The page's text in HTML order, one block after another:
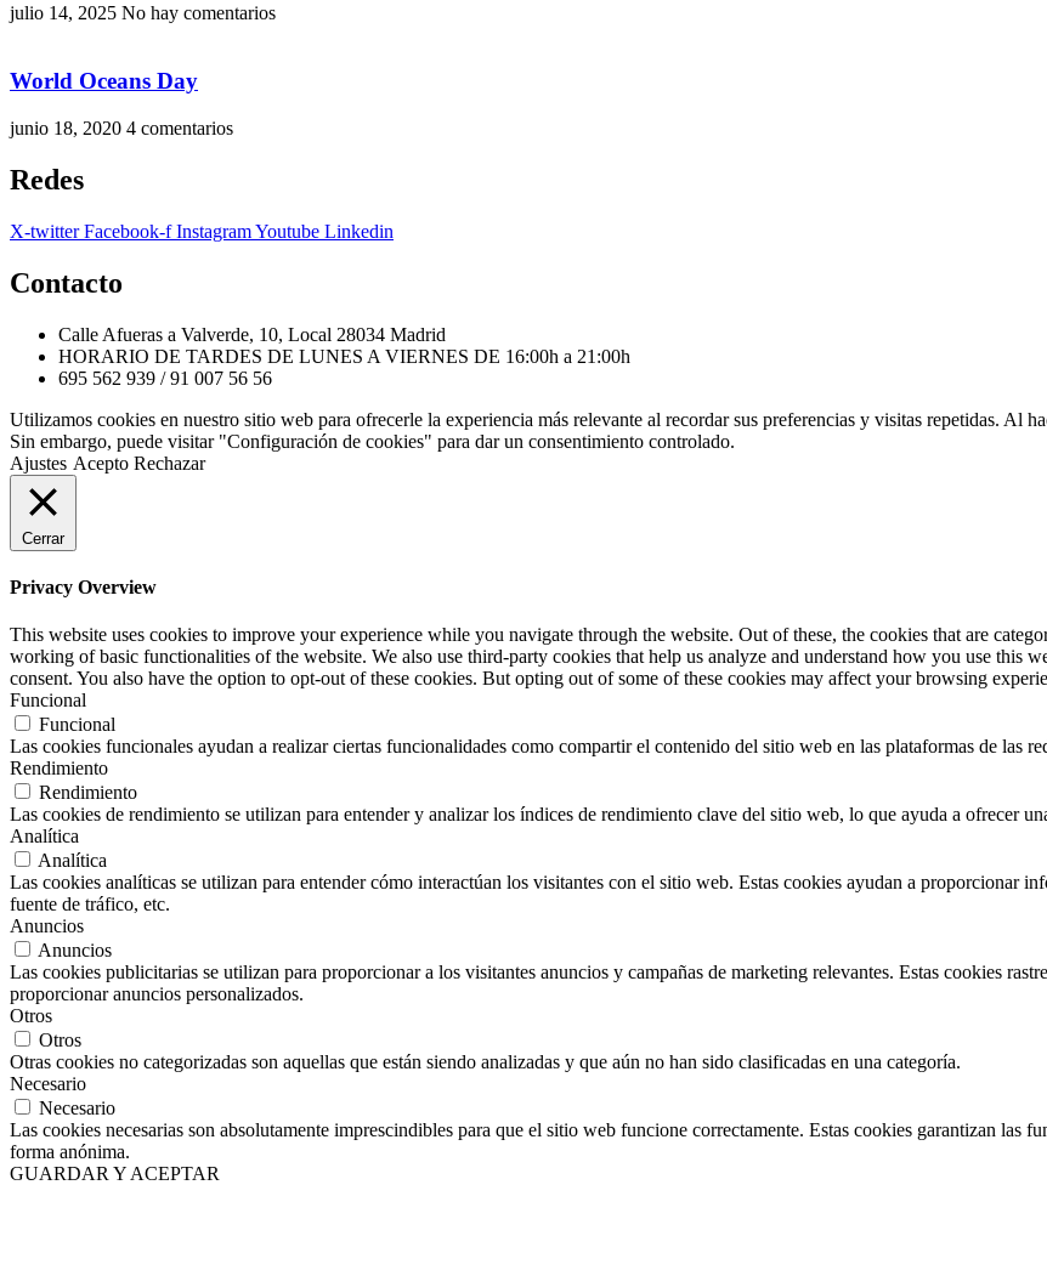
julio 14, 2025 No hay comentarios
World Oceans Day
junio 18, 2020 4 comentarios
Redes
X-twitter Facebook-f InstagramYoutube Linkedin
Contacto
Calle Afueras a Valverde, 10, Local 28034 Madrid
HORARIO DE TARDES DE LUNES A VIERNES DE 16:00h a 21:00h
695 562 939 / 91 007 56 56
Utilizamos cookies en nuestro sitio web para ofrecerle la experiencia más relevante al recordar sus preferencias y visitas repetidas. Al
Sin embargo, puede visitar "Configuración de cookies" para dar un consentimiento controlado.
Ajustes Acepto Rechazar
Cerrar
Privacy Overview
This website uses cookies to improve your experience while you navigate through the website. Out of these, the cookies that are
working of basic functionalities of the website. We also use third-party cookies that help us analyze and understand how you use this
consent. You also have the option to opt-out of these cookies. But opting out of some of these cookies may affect your browsing
Funcional
Funcional
Las cookies funcionales ayudan a realizar ciertas funcionalidades como compartir el contenido del sitio web en las plataformas de las
Rendimiento
Rendimiento
Las cookies de rendimiento se utilizan para entender y analizar los índices de rendimiento clave del sitio web, lo que ayuda a ofrecer
Analítica
Analítica
Las cookies analíticas se utilizan para entender cómo interactúan los visitantes con el sitio web. Estas cookies ayudan a proporcionar
fuente de tráfico, etc.
Anuncios
Anuncios
Las cookies publicitarias se utilizan para proporcionar a los visitantes anuncios y campañas de marketing relevantes. Estas cookies
proporcionar anuncios personalizados.
Otros
Otros
Otras cookies no categorizadas son aquellas que están siendo analizadas y que aún no han sido clasificadas en una categoría.
Necesario
Necesario
Las cookies necesarias son absolutamente imprescindibles para que el sitio web funcione correctamente. Estas cookies garantizan las
forma anónima.
GUARDAR Y ACEPTAR